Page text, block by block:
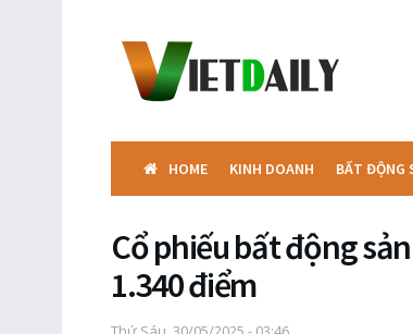
HOME KINH DOANH BẤT ĐỘNG
Cổ phiếu bất động
1.340 điểm